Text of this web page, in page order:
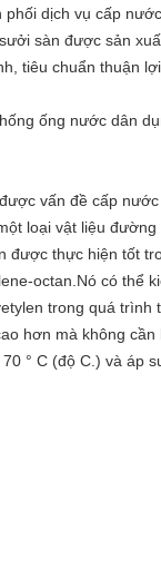
dịch vụ cấp
sàn được sản
tiêu chuẩn thuận
ống nước dân
vấn đề cấp
loại vật liệu
được thực hiện tốt
octan.Nó có thể
trong quá trình
hơn mà không cần
° C (độ C.) và áp